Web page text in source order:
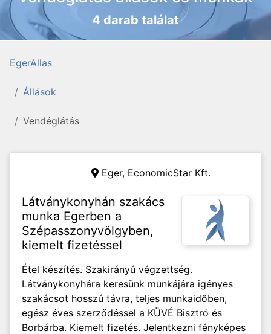
4 darab találat
EgerAllas
Állások
Vendéglátás
Eger, EconomicStar Kft.
Látványkonyhán szakács
munka Egerben a
Szépasszonyvölgyben,
kiemelt fizetéssel
Étel készítés. Szakirányú végzettség.
Látványkonyhára keresünk munkájára igényes
szakácsot hosszú távra, teljes munkaidőben,
egész éves szerződéssel a KÜVÉ Bisztró és
Borbárba. Kiemelt fizetés. Jelentkezni fényképes